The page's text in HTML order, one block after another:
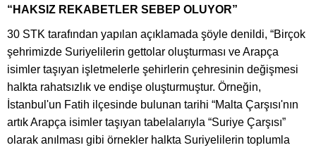
“HAKSIZ REKABETLER SEBEP OLUYOR”
30 STK tarafından yapılan açıklamada şöyle denildi, “Birçok
şehrimizde Suriyelilerin gettolar oluşturması ve Arapça
isimler taşıyan işletmelerle şehirlerin çehresinin değişmesi
halkta rahatsızlık ve endişe oluşturmuştur. Örneğin,
İstanbul'un Fatih ilçesinde bulunan tarihi “Malta Çarşısı'nın
artık Arapça isimler taşıyan tabelalarıyla “Suriye Çarşısı”
olarak anılması gibi örnekler halkta Suriyelilerin toplumla